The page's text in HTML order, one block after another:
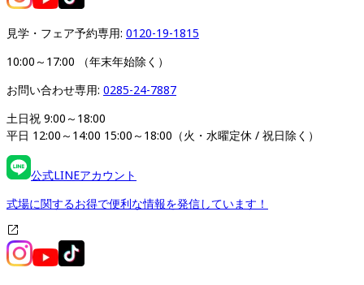
見学・フェア予約専用: 0120-19-1815
10:00～17:00 （年末年始除く）
お問い合わせ専用: 0285-24-7887
土日祝 9:00～18:00
平日 12:00～14:00 15:00～18:00（火・水曜定休 / 祝日除く）
公式LINEアカウント
式場に関するお得で便利な情報を発信しています！